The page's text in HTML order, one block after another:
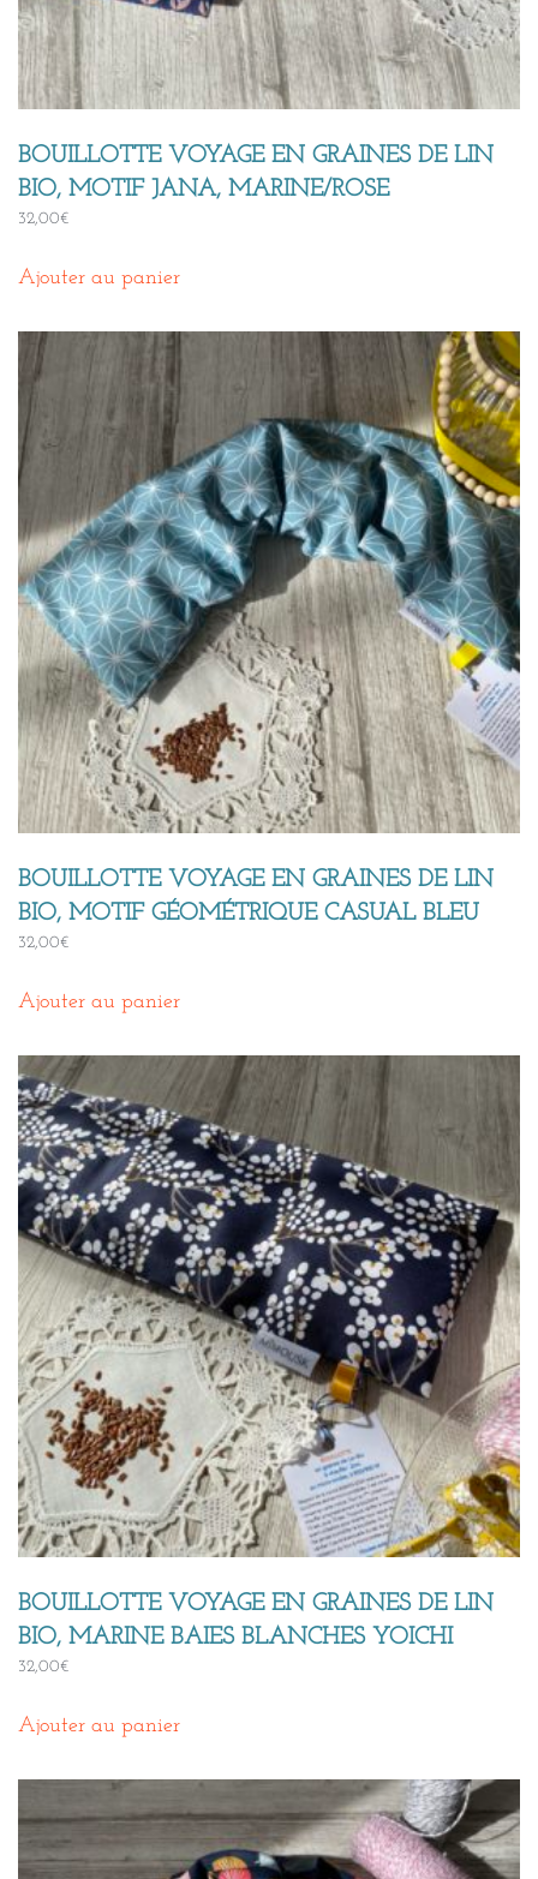
BOUILLOTTE VOYAGE EN GRAINES DE LIN
BIO, MOTIF JANA, MARINE/ROSE
32,00€
Ajouter au panier
BOUILLOTTE VOYAGE EN GRAINES DE LIN
BIO, MOTIF GÉOMÉTRIQUE CASUAL BLEU
32,00€
Ajouter au panier
BOUILLOTTE VOYAGE EN GRAINES DE LIN
BIO, MARINE BAIES BLANCHES YOICHI
32,00€
Ajouter au panier